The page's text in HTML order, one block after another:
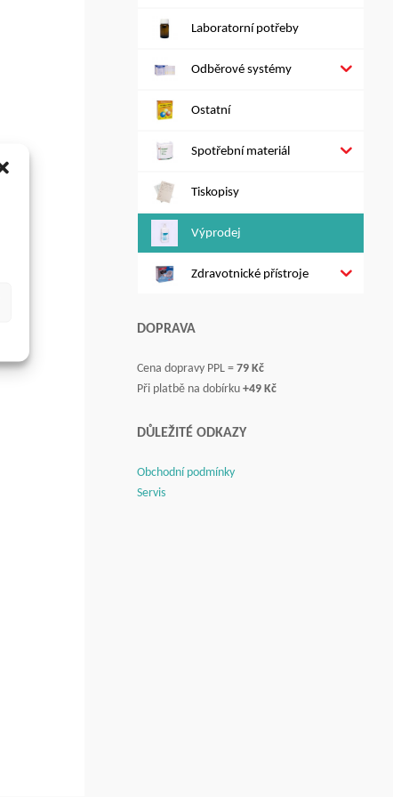
Laboratorní potřeby
Odběrové systémy
Ostatní
Spotřební materiál
Tiskopisy
Výprodej
Zdravotnické přístroje
DOPRAVA
Cena dopravy PPL = 79 Kč
Při platbě na dobírku +49 Kč
DŮLEŽITÉ ODKAZY
Obchodní podmínky
Servis